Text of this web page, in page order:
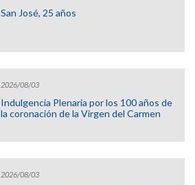
San José, 25 años
2026/08/03
Indulgencia Plenaria por los 100 años de
la coronación de la Virgen del Carmen
2026/08/03